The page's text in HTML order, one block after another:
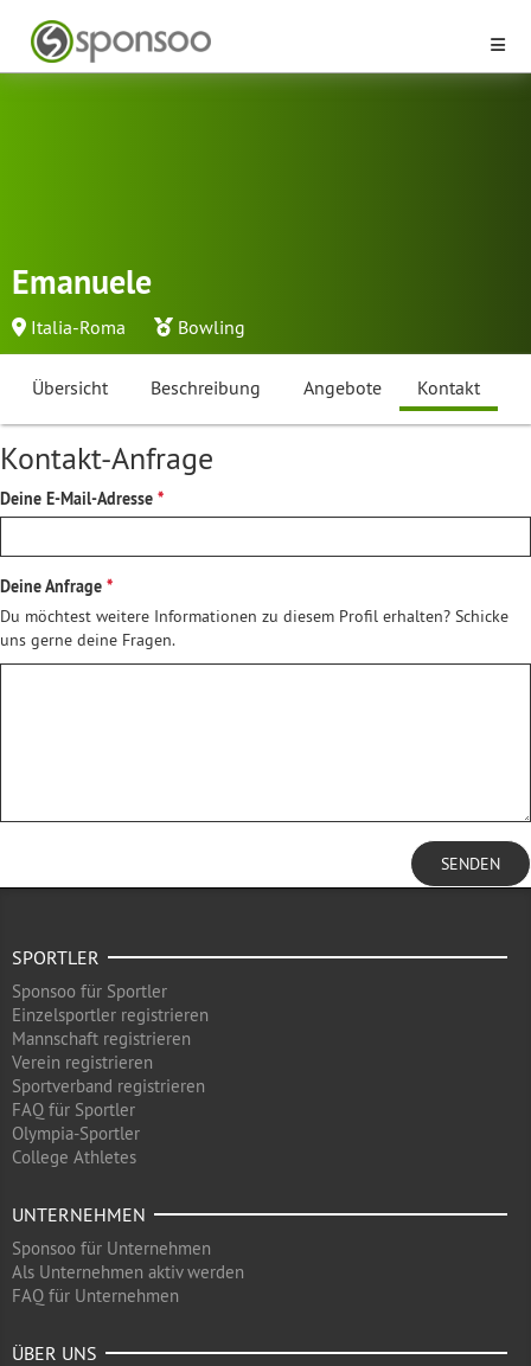
Emanuele
Italia-Roma Bowling
Übersicht Beschreibung Angebote Kontakt
Kontakt-Anfrage
Deine E-Mail-Adresse
Deine Anfrage
Du möchtest weitere Informationen zu diesem Profil erhalten? Schicke
uns gerne deine Fragen.
SENDEN
SPORTLER
Sponsoo für Sportler
Einzelsportler registrieren
Mannschaft registrieren
Verein registrieren
Sportverband registrieren
FAQ für Sportler
Olympia-Sportler
College Athletes
UNTERNEHMEN
Sponsoo für Unternehmen
Als Unternehmen aktiv werden
FAQ für Unternehmen
ÜBER UNS